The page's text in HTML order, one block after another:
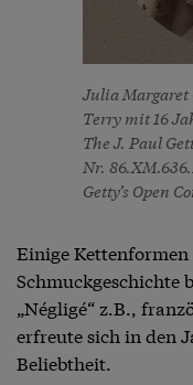
Julia Margaret
Terry mit 16
The J. Paul
Nr.
Getty’s Open
Einige
Schmuckgeschichte
„Négligé“ z.B.,
erfreute sich in den
Beliebtheit.